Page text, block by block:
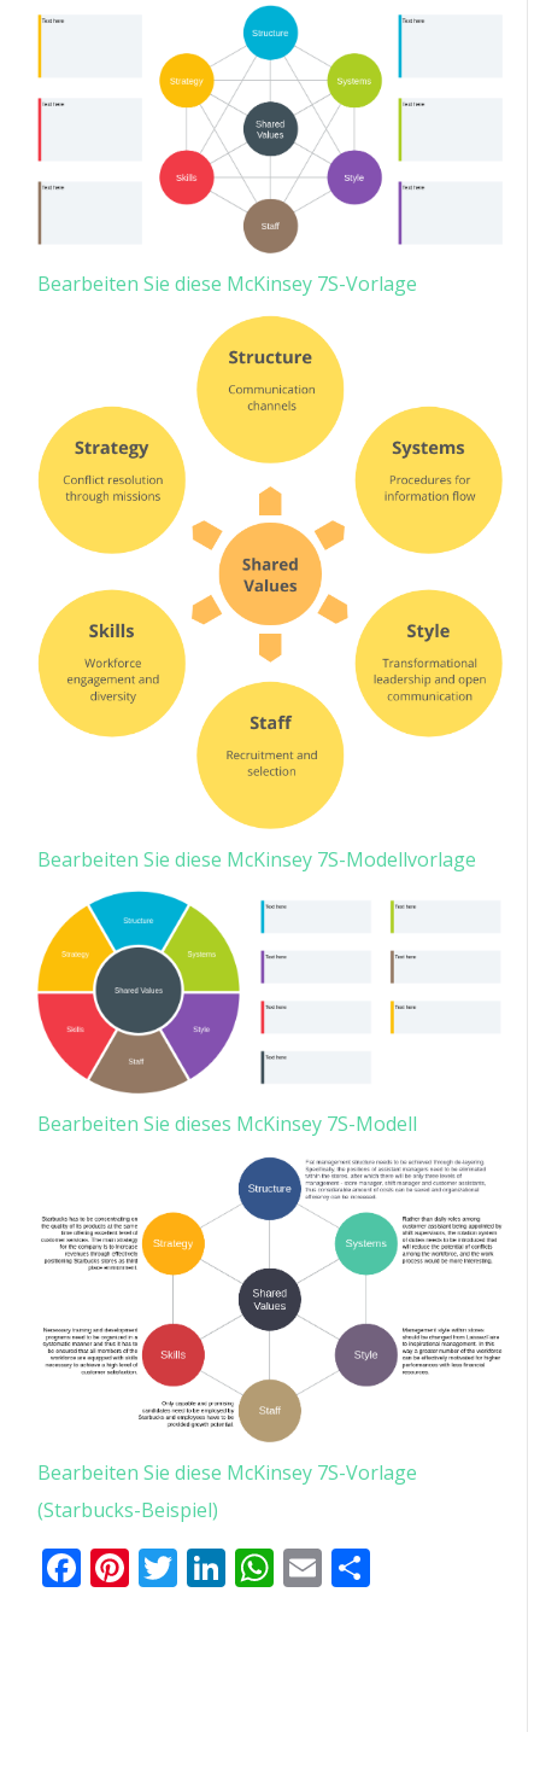
Bearbeiten Sie diese McKinsey 7S-Vorlage
Bearbeiten Sie diese McKinsey 7S-Modellvorlage
Bearbeiten Sie dieses McKinsey 7S-Modell
Bearbeiten Sie diese McKinsey 7S-Vorlage
(Starbucks-Beispiel)
Facebook
Pinterest
Twitter
LinkedIn
WhatsApp
Email